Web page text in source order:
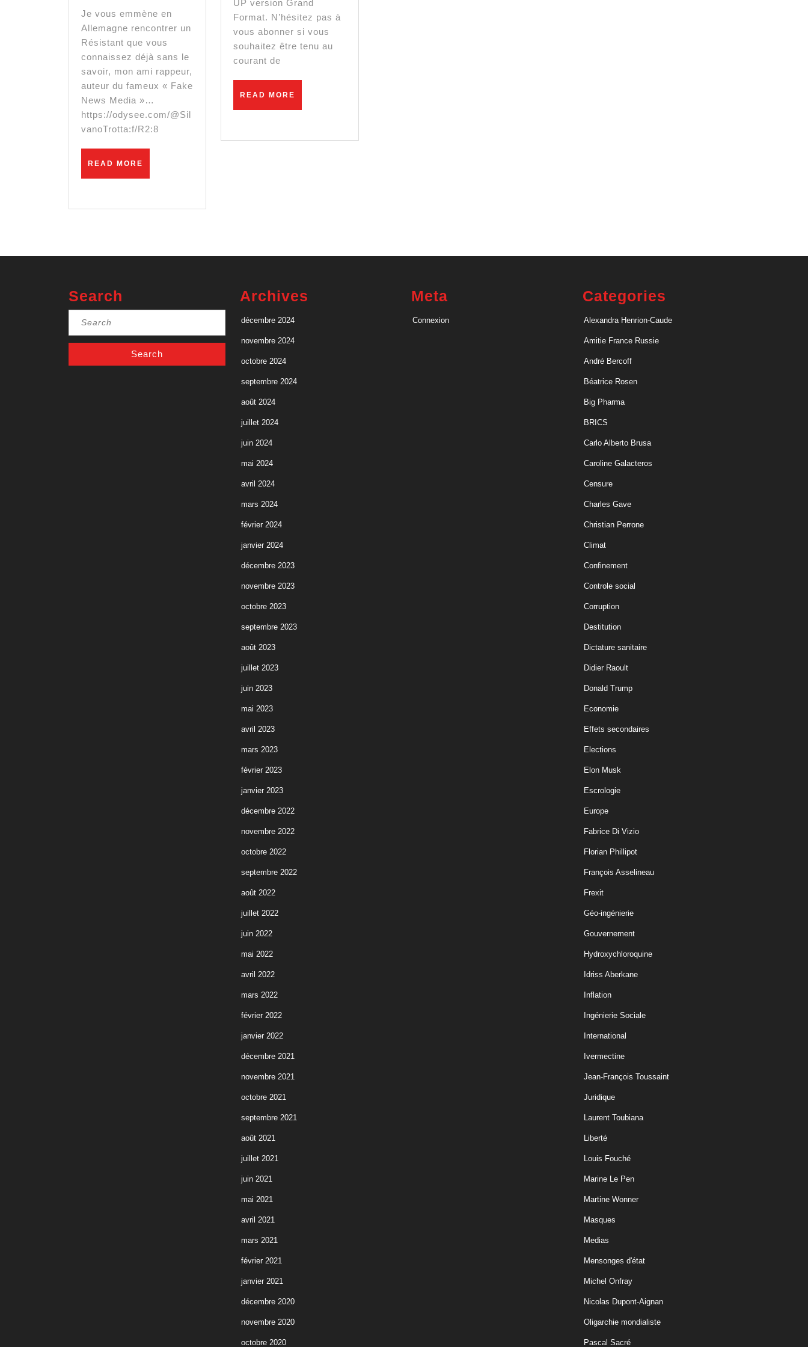
SchwrzVyce
–
confinement
Je vous emmène en
Allemagne rencontrer un
Résistant que vous
connaissez déjà sans le
savoir, mon ami rappeur,
auteur du fameux « Fake
News Media »…
https://odysee.com/@Sil
vanoTrotta:f/R2:8
READ MORE
Bilheran
UP version Grand
Format. N’hésitez pas à
vous abonner si vous
souhaitez être tenu au
courant de
READ MORE
Search Archives
décembre 2024
novembre 2024
octobre 2024
septembre 2024
août 2024
juillet 2024
juin 2024
mai 2024
avril 2024
mars 2024
février 2024
janvier 2024
décembre 2023
novembre 2023
octobre 2023
septembre 2023
août 2023
juillet 2023
juin 2023
mai 2023
avril 2023
mars 2023
février 2023
janvier 2023
décembre 2022
novembre 2022
octobre 2022
septembre 2022
août 2022
juillet 2022
juin 2022
mai 2022
avril 2022
mars 2022
février 2022
janvier 2022
décembre 2021
novembre 2021
octobre 2021
septembre 2021
août 2021
juillet 2021
juin 2021
mai 2021
avril 2021
mars 2021
février 2021
janvier 2021
décembre 2020
novembre 2020
octobre 2020
Meta
Connexion
Categories
Alexandra Henrion-Caude
Amitie France Russie
André Bercoff
Béatrice Rosen
Big Pharma
BRICS
Carlo Alberto Brusa
Caroline Galacteros
Censure
Charles Gave
Christian Perrone
Climat
Confinement
Controle social
Corruption
Destitution
Dictature sanitaire
Didier Raoult
Donald Trump
Economie
Effets secondaires
Elections
Elon Musk
Escrologie
Europe
Fabrice Di Vizio
Florian Phillipot
François Asselineau
Frexit
Géo-ingénierie
Gouvernement
Hydroxychloroquine
Idriss Aberkane
Inflation
Ingénierie Sociale
International
Ivermectine
Jean-François Toussaint
Juridique
Laurent Toubiana
Liberté
Louis Fouché
Marine Le Pen
Martine Wonner
Masques
Medias
Mensonges d'état
Michel Onfray
Nicolas Dupont-Aignan
Oligarchie mondialiste
Pascal Sacré